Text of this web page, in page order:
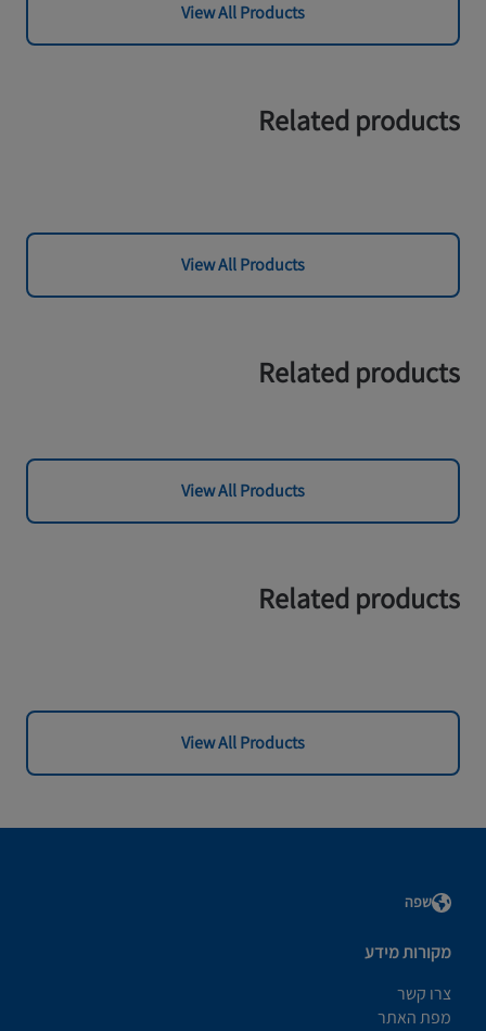
View All Products
Related products
View All Products
Related products
View All Products
Related products
View All Products
שפה
מקורות מידע
צרו קשר
מפת האתר